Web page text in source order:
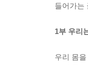
들어가는
1부 우리
우리 몸